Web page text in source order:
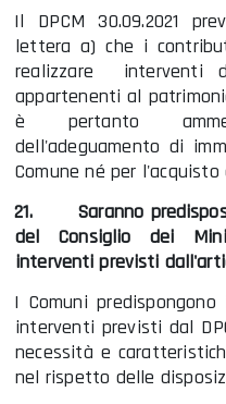
Il DPCM 30.09.2021
lettera a) che i
realizzare interventi
appartenenti al
è pertanto
dell'adeguamento di
Comune né per
21.
Saranno
del Consiglio dei
interventi previsti
I Comuni
interventi previsti dal
necessità e
nel rispetto delle